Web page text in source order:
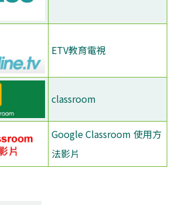
ETV教育電視
classroom
Google Classroom 使用方
法影片